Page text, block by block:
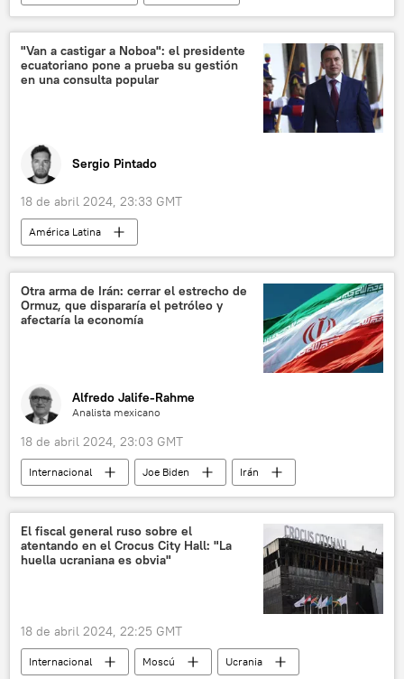
Andrés Manuel López Obrador
Gustavo Petro
México
Ecuador
Colombia
Movimiento Revolución Ciudadana (RC)
"Van a castigar a Noboa": el presidente
ecuatoriano pone a prueba su gestión
en una consulta popular
Sergio Pintado
18 de abril 2024, 23:33 GMT
América Latina
📰 Crisis diplomática entre Ecuador y México
Ecuador
Gobierno de Ecuador
Daniel Noboa
política
Otra arma de Irán: cerrar el estrecho de
Ormuz, que dispararía el petróleo y
afectaría la economía
Alfredo Jalife-Rahme
Analista mexicano
18 de abril 2024, 23:03 GMT
Internacional Joe Biden
Irán
Israel
Estrecho de Ormuz
✒️ Firmas
💬 Opinión y Análisis
📰 Conflicto palestino-israelí
El fiscal general ruso sobre el
atentando en el Crocus City Hall: "La
huella ucraniana es obvia"
18 de abril 2024, 22:25 GMT
Internacional Moscú
Ucrania